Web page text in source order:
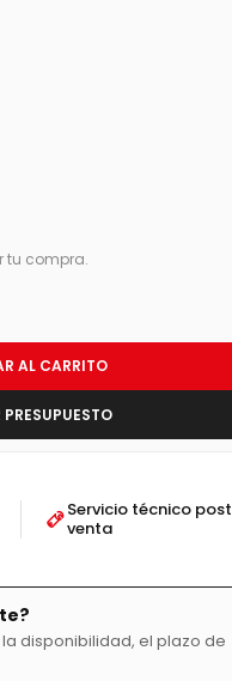
tu compra.
AL CARRITO
Servicio técnico post
venta
disponibilidad, el plazo de